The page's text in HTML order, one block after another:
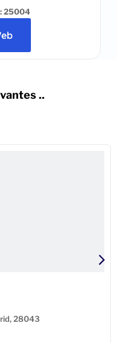
25004
..
28043